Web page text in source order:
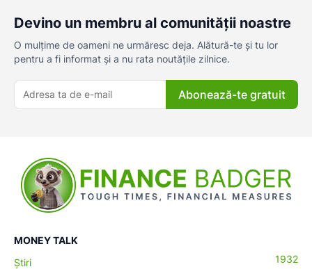
Devino un membru al comunității noastre
O mulțime de oameni ne urmăresc deja. Alătură-te și tu lor
pentru a fi informat și a nu rata noutățile zilnice.
Abonează-te gratuit
MONEY TALK
Știri
1932